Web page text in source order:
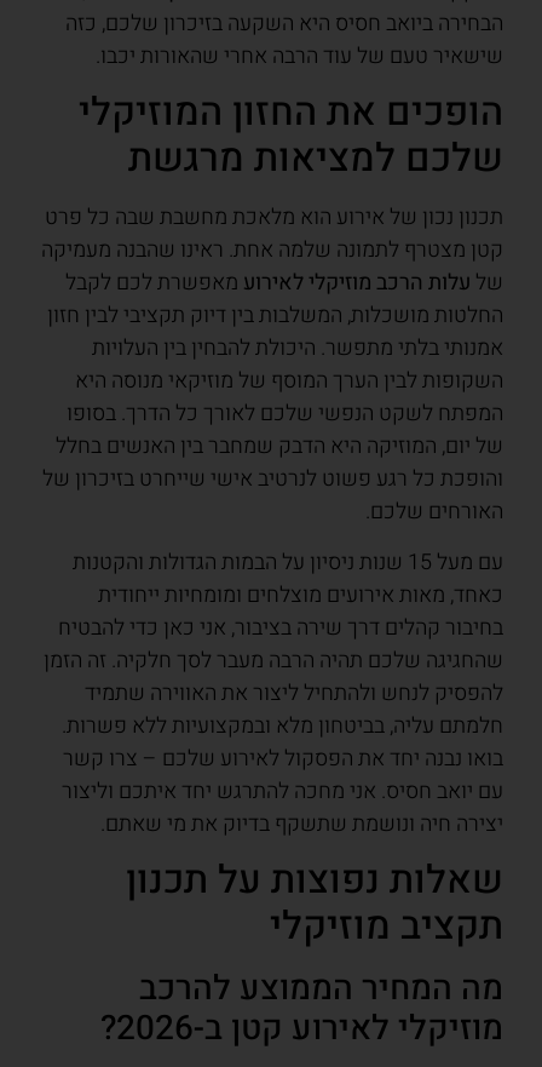
הבחירה ביואב חסיס היא השקעה בזיכרון שלכם, כזה
שישאיר טעם של עוד הרבה אחרי שהאורות יכבו.
הופכים את החזון המוזיקלי
שלכם למציאות מרגשת
תכנון נכון של אירוע הוא מלאכת מחשבת שבה כל פרט
קטן מצטרף לתמונה שלמה אחת. ראינו שהבנה מעמיקה
של עלות הרכב מוזיקלי לאירוע מאפשרת לכם לקבל
החלטות מושכלות, המשלבות בין דיוק תקציבי לבין חזון
אמנותי בלתי מתפשר. היכולת להבחין בין העלויות
השקופות לבין הערך המוסף של מוזיקאי מנוסה היא
המפתח לשקט הנפשי שלכם לאורך כל הדרך. בסופו
של יום, המוזיקה היא הדבק שמחבר בין האנשים בחלל
והופכת כל רגע פשוט לנרטיב אישי שייחרט בזיכרון של
האורחים שלכם.
עם מעל 15 שנות ניסיון על הבמות הגדולות והקטנות
כאחד, מאות אירועים מוצלחים ומומחיות ייחודית
בחיבור קהלים דרך שירה בציבור, אני כאן כדי להבטיח
שהחגיגה שלכם תהיה הרבה מעבר לסך חלקיה. זה הזמן
להפסיק לנחש ולהתחיל ליצור את האווירה שתמיד
חלמתם עליה, בביטחון מלא ובמקצועיות ללא פשרות.
בואו נבנה יחד את הפסקול לאירוע שלכם – צרו קשר
עם יואב חסיס. אני מחכה להתרגש יחד איתכם וליצור
יצירה חיה ונושמת שתשקף בדיוק את מי שאתם.
שאלות נפוצות על תכנון
תקציב מוזיקלי
מה המחיר הממוצע להרכב
מוזיקלי לאירוע קטן ב-2026?